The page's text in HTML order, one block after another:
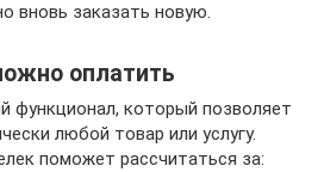
вновь заказать новую.
оплатить
функционал, который позволяет
любой товар или услугу.
поможет рассчитаться за: